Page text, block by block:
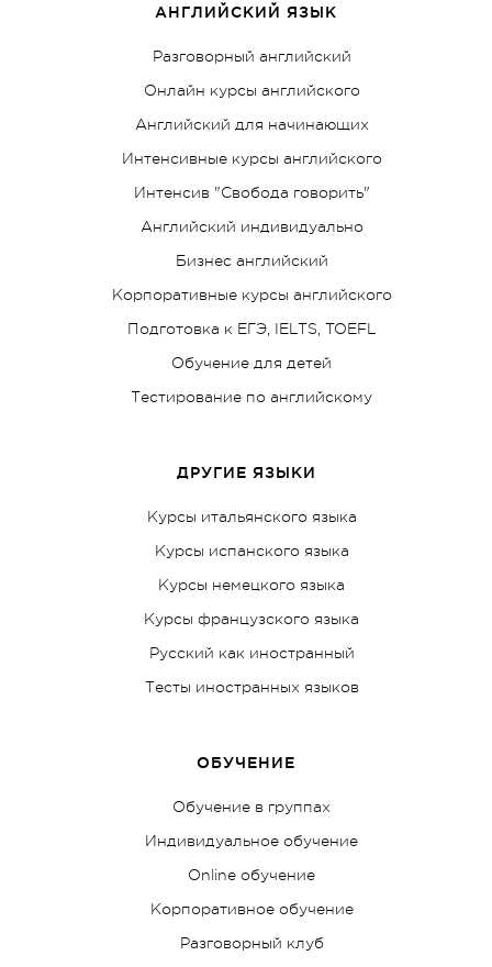
АНГЛИЙСКИЙ ЯЗЫК
Разговорный английский
Онлайн курсы английского
Английский для начинающих
Интенсивные курсы английского
Интенсив "Свобода говорить"
Английский индивидуально
Бизнес английский
Корпоративные курсы английского
Подготовка к ЕГЭ, IELTS, TOEFL
Обучение для детей
Тестирование по английскому
ДРУГИЕ ЯЗЫКИ
Курсы итальянского языка
Курсы испанского языка
Курсы немецкого языка
Курсы французского языка
Русский как иностранный
Тесты иностранных языков
ОБУЧЕНИЕ
Обучение в группах
Индивидуальное обучение
Online обучение
Корпоративное обучение
Разговорный клуб